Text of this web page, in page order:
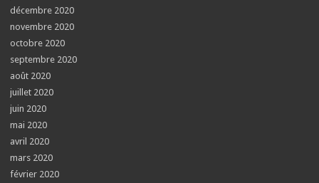
décembre 2020
novembre 2020
octobre 2020
septembre 2020
août 2020
juillet 2020
juin 2020
mai 2020
avril 2020
mars 2020
février 2020